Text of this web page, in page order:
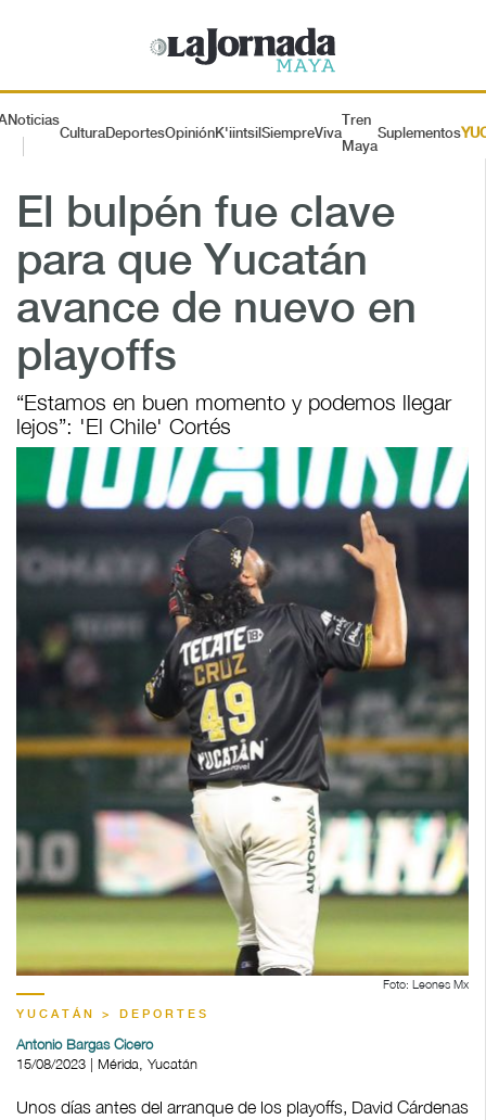
Noticias
CulturaDeportesOpiniónK'iintsil SiempreViva
Tren
Maya
Suplementos
El bulpén fue clave
para que Yucatán
avance de nuevo en
playoffs
“Estamos en buen momento y podemos llegar
lejos”: 'El Chile' Cortés
Foto: Leones Mx
YUCATÁN > DEPORTES
Antonio Bargas Cicero
15/08/2023 | Mérida, Yucatán
Unos días antes del arranque de los playoffs, David Cárdenas